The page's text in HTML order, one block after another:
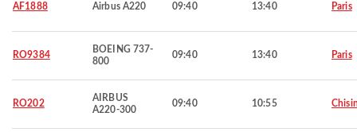
AF1888 Airbus A220 09:40 13:40 Paris
RO9384
BOEING 737-
800
09:40 13:40 Paris
RO202
AIRBUS
A220-300
09:40 10:55